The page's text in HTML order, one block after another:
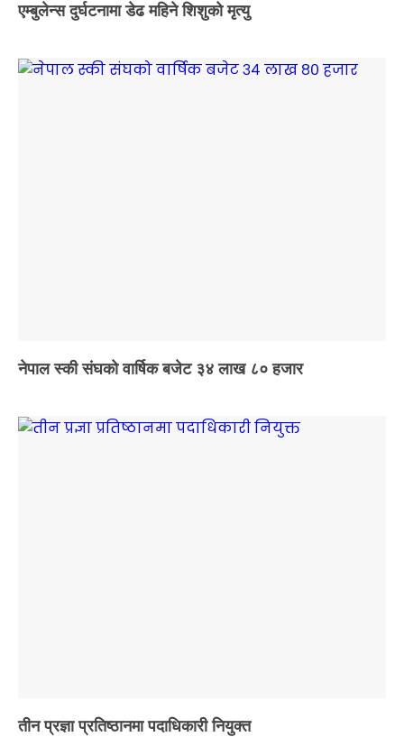
एम्बुलेन्स दुर्घटनामा डेढ महिने शिशुको मृत्यु
नेपाल स्की संघको वार्षिक बजेट ३४ लाख ८० हजार
तीन प्रज्ञा प्रतिष्ठानमा पदाधिकारी नियुक्त